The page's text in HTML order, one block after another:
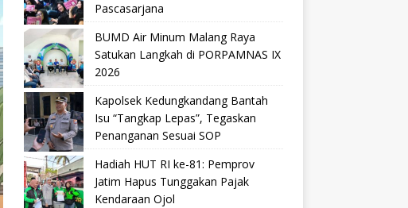
Pascasarjana
BUMD Air Minum Malang Raya
Satukan Langkah di PORPAMNAS IX
2026
Kapolsek Kedungkandang Bantah
Isu “Tangkap Lepas”, Tegaskan
Penanganan Sesuai SOP
Hadiah HUT RI ke-81: Pemprov
Jatim Hapus Tunggakan Pajak
Kendaraan Ojol